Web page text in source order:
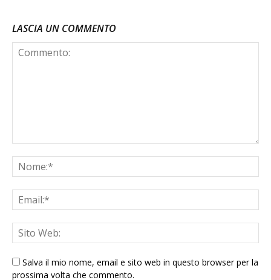
LASCIA UN COMMENTO
Salva il mio nome, email e sito web in questo browser per la
prossima volta che commento.